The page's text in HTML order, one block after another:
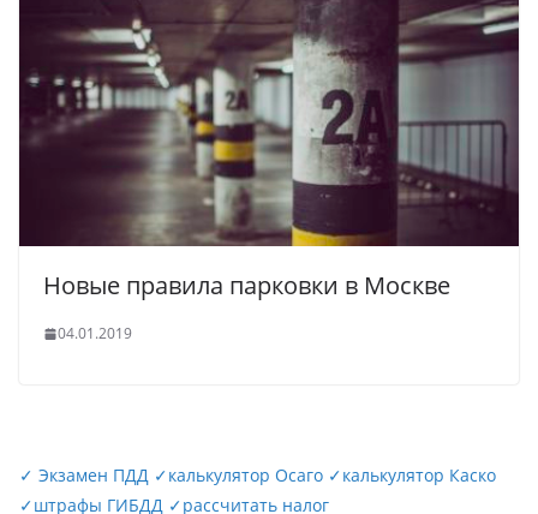
Новые правила парковки в Москве
04.01.2019
✓ Экзамен ПДД ✓калькулятор Осаго ✓калькулятор Каско
✓штрафы ГИБДД ✓рассчитать налог